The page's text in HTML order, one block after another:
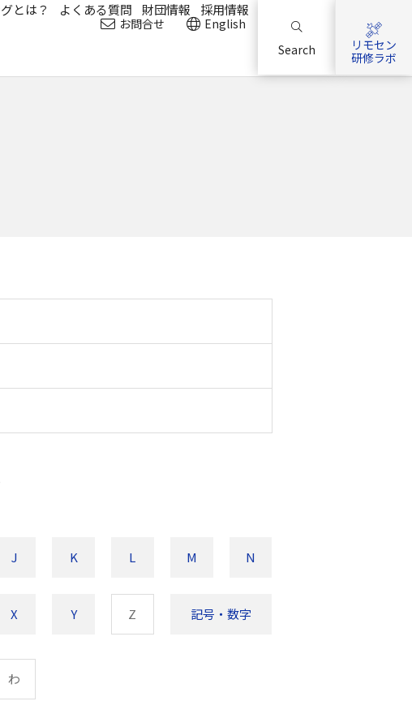
お問合せ English
とは？ よくある質問 財団情報 採用情報
Search
リモセン
研修ラボ
J K L M N
X Y Z 記号・数字
わ